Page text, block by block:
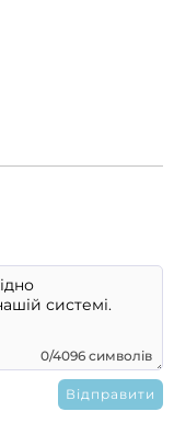
0/4096 символів